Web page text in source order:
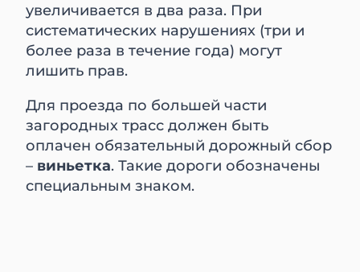
увеличивается в два раза. При
систематических нарушениях (три и
более раза в течение года) могут
лишить прав.
Для проезда по большей части
загородных трасс должен быть
оплачен обязательный дорожный сбор
– виньетка. Такие дороги обозначены
специальным знаком.